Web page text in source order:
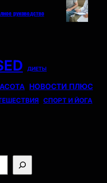
руководство
ДИЕТЫ
НОВОСТИ ПЛЮС
СПОРТ И ЙОГА